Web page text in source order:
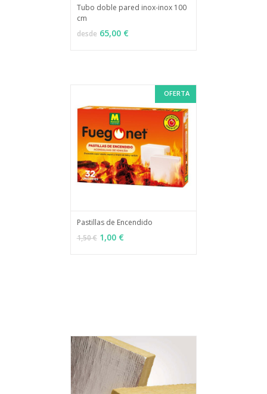
Tubo doble pared inox-inox 100
cm
desde 65,00 €
OFERTA
AÑADIR
Pastillas de Encendido
1,50 € 1,00 €